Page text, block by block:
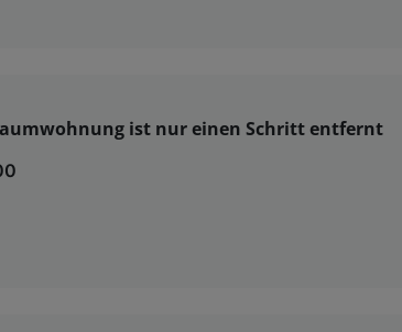
ist nur einen Schritt entfernt